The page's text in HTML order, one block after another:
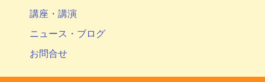
講座・講演
ニュース・ブログ
お問合せ